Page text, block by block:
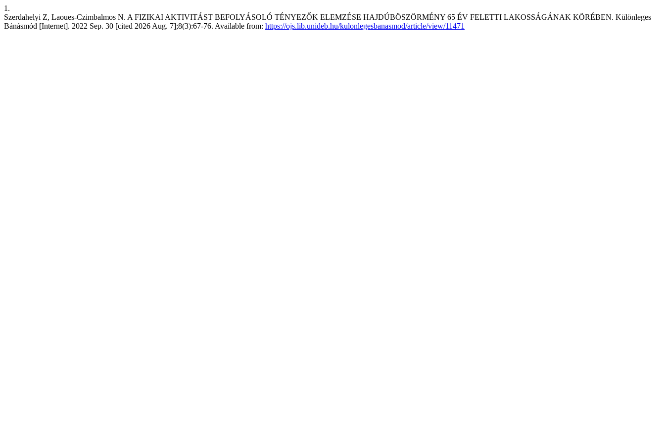
1.
Szerdahelyi Z, Laoues-Czimbalmos N. A FIZIKAI AKTIVITÁST BEFOLYÁSOLÓ TÉNYEZŐK ELEMZÉSE HAJDÚBÖSZÖRMÉNY 65 ÉV FELETTI LAKOSSÁGÁNAK KÖRÉBEN. Különleges
Bánásmód [Internet]. 2022 Sep. 30 [cited 2026 Aug. 7];8(3):67-76. Available from: https://ojs.lib.unideb.hu/kulonlegesbanasmod/article/view/11471